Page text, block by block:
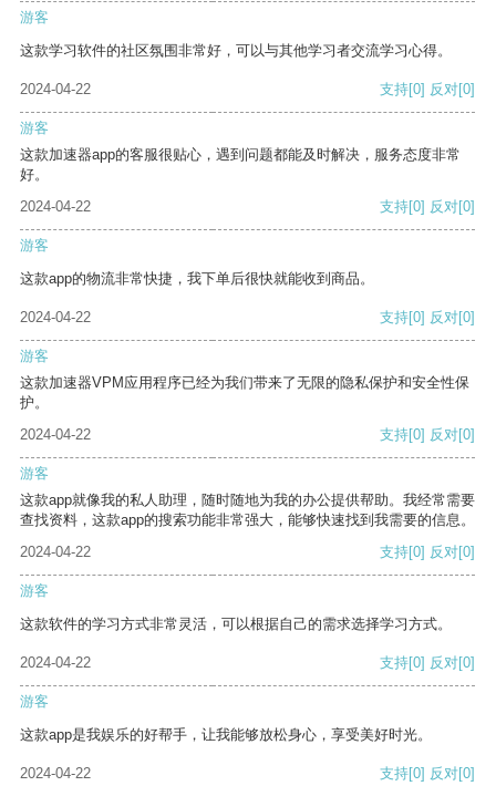
游客
这款学习软件的社区氛围非常好，可以与其他学习者交流学习心得。
2024-04-22 支持[0] 反对[0]
游客
这款加速器app的客服很贴心，遇到问题都能及时解决，服务态度非常
好。
2024-04-22
支持[0] 反对[0]
游客
这款app的物流非常快捷，我下单后很快就能收到商品。
2024-04-22 支持[0] 反对[0]
游客
这款加速器VPM应用程序已经为我们带来了无限的隐私保护和安全性保
护。
2024-04-22
支持[0] 反对[0]
游客
这款app就像我的私人助理，随时随地为我的办公提供帮助。我经常需要
查找资料，这款app的搜索功能非常强大，能够快速找到我需要的信息。
2024-04-22
支持[0] 反对[0]
游客
这款软件的学习方式非常灵活，可以根据自己的需求选择学习方式。
2024-04-22 支持[0] 反对[0]
游客
这款app是我娱乐的好帮手，让我能够放松身心，享受美好时光。
2024-04-22 支持[0] 反对[0]